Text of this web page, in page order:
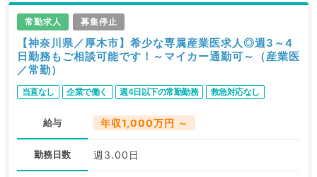
常勤求人 募集停止
【神奈川県／厚木市】希少な専属産業医求人◎週3～4
日勤務もご相談可能です！～マイカー通勤可～（産業医
／常勤）
当直なし 企業で働く 週4日以下の常勤勤務 救急対応なし
給与 年収1,000万円 ～
勤務日数 週3.00日